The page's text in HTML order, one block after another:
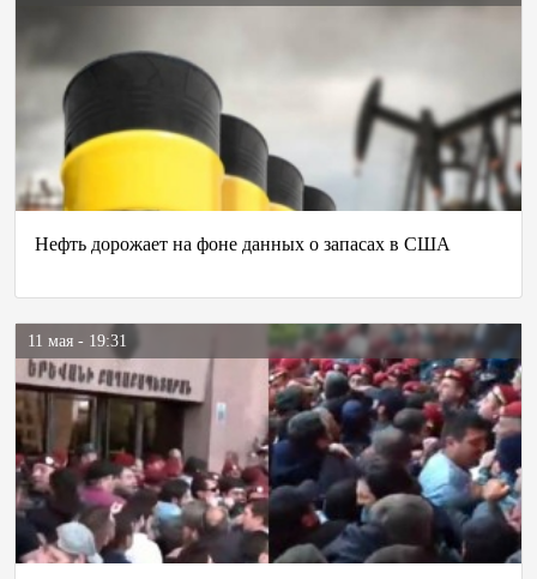
Нефть дорожает на фоне данных о запасах в США
11 мая - 19:31